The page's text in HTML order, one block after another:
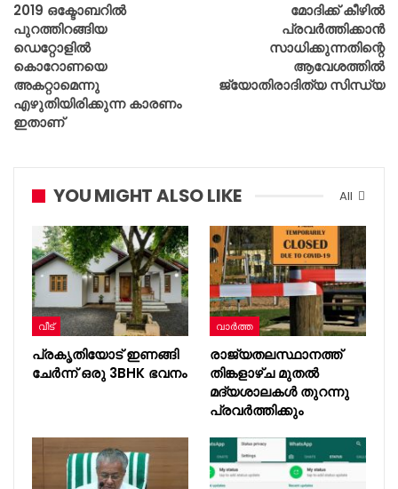
2019 ഒക്ടോബറിൽ
പുറത്തിറങ്ങിയ
ഡെറ്റോളിൽ
കൊറോണയെ
അകറ്റാമെന്നു
എഴുതിയിരിക്കുന്ന കാരണം
ഇതാണ്
മോദിക്ക് കീഴിൽ
പ്രവർത്തിക്കാൻ
സാധിക്കുന്നതിന്റെ
ആവേശത്തിൽ
ജ്യോതിരാദിത്യ സിന്ധ്യ
All
YOU MIGHT ALSO LIKE
വീട്
പ്രകൃതിയോട് ഇണങ്ങി
ചേർന്ന് ഒരു 3BHK ഭവനം
വാർത്ത
രാജ്യതലസ്ഥാനത്ത്
തിങ്കളാഴ്ച മുതൽ
മദ്യശാലകൾ തുറന്നു
പ്രവർത്തിക്കും